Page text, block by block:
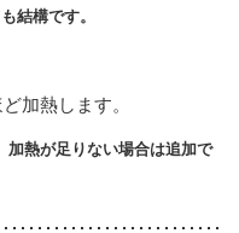
結構です。
加熱します。
加熱が足りない場合は追加で